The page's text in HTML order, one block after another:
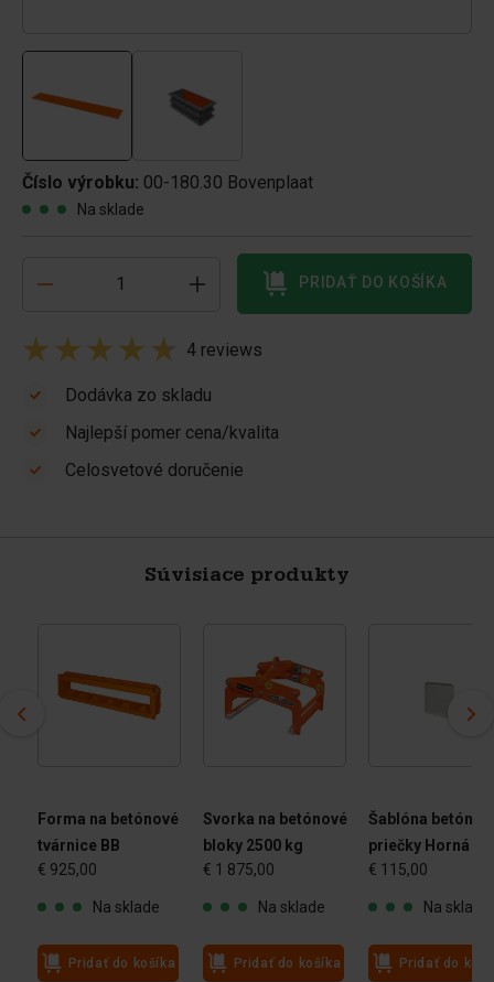
Číslo výrobku: 00-180.30 Bovenplaat
Na sklade
PRIDAŤ DO KOŠÍKA
4 reviews
Dodávka zo skladu
Najlepší pomer cena/kvalita
Celosvetové doručenie
Súvisiace produkty
Forma na betónové
tvárnice BB
€ 925,00
Na sklade
Pridať do košíka
Svorka na betónové
bloky 2500 kg
€ 1 875,00
Na sklade
Pridať do košíka
Šablóna
priečky Horná
€ 115,00
Na sklade
Pridať do